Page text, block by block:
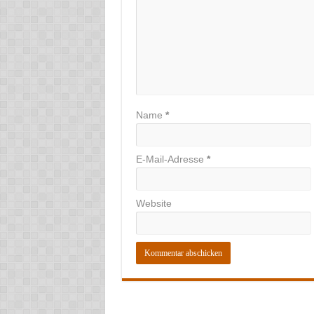
Name *
E-Mail-Adresse *
Website